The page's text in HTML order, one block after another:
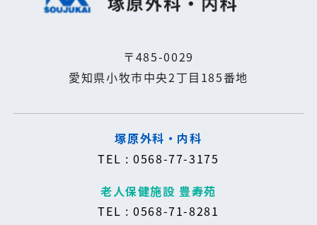
〒485-0029
愛知県小牧市中央2丁目185番地
塚原外科・内科
TEL : 0568-77-3175
老人保健施設 豊寿苑
TEL : 0568-71-8281